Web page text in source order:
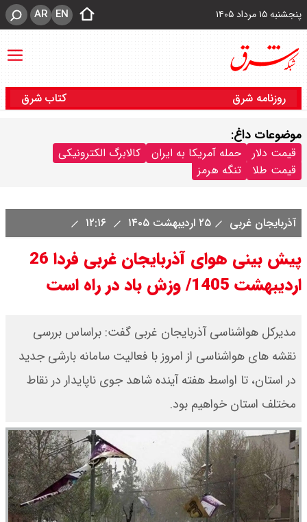
پنجشنبه ۱۵ مرداد ۱۴۰۵ EN
AR
روزنامه شرق کتاب شرق
موضوعات داغ:
قیمت دلار حمله آمریکا به ایران
کالابرگ الکترونیکی
قیمت طلا
تنگه هرمز
آذربایجان غربی ۲۵ اردیبهشت ۱۴۰۵
پیش بینی هوای آذربایجان غربی فردا 26
اردیبهشت 1405/ وزش باد در راه است
مدیرکل هواشناسی آذربایجان غربی گفت: براساس بررسی
نقشه های هواشناسی از امروز با فعالیت سامانه بارشی جدید
در استان، تا اواسط هفته آینده شاهد جوی ناپایدار در نقاط
مختلف استان خواهیم بود.